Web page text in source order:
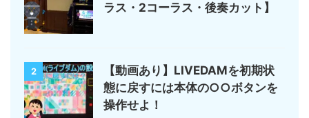
ラス・2コーラス・後奏カット】
2
【動画あり】LIVEDAMを初期状
態に戻すには本体の○○ボタンを
操作せよ！